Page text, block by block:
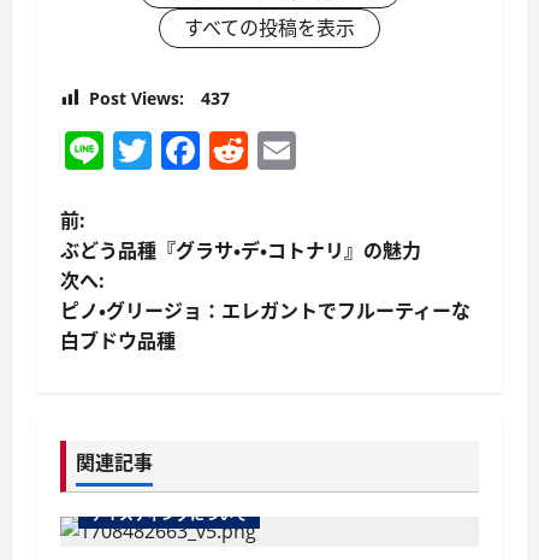
すべての投稿を表示
Post Views: 437
LineTwitter
Facebook
Reddit
投
稿
ナ
ゲ
ー
シ
前:
ぶどう品種『グラサ・デ・コトナリ』の魅力
次へ:
ピノ・グリージョ：エレガントでフルーティーな
白ブドウ品種
関連記事
テイスティングについて